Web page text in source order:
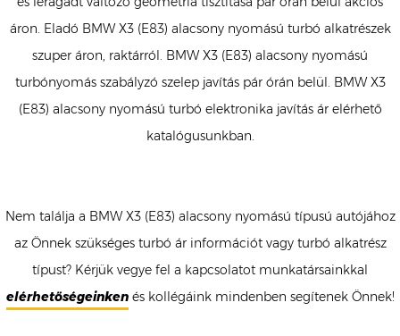
áron. Eladó BMW X3 (E83) alacsony nyomású turbó alkatrészek
szuper áron, raktárról. BMW X3 (E83) alacsony nyomású
turbónyomás szabályzó szelep javítás pár órán belül. BMW X3
(E83) alacsony nyomású turbó elektronika javítás ár elérhető
katalógusunkban.
Nem találja a BMW X3 (E83) alacsony nyomású típusú autójához
az Önnek szükséges turbó ár információt vagy turbó alkatrész
típust? Kérjük vegye fel a kapcsolatot munkatársainkkal
elérhetőségeinkenés kollégáink mindenben segítenek Önnek!